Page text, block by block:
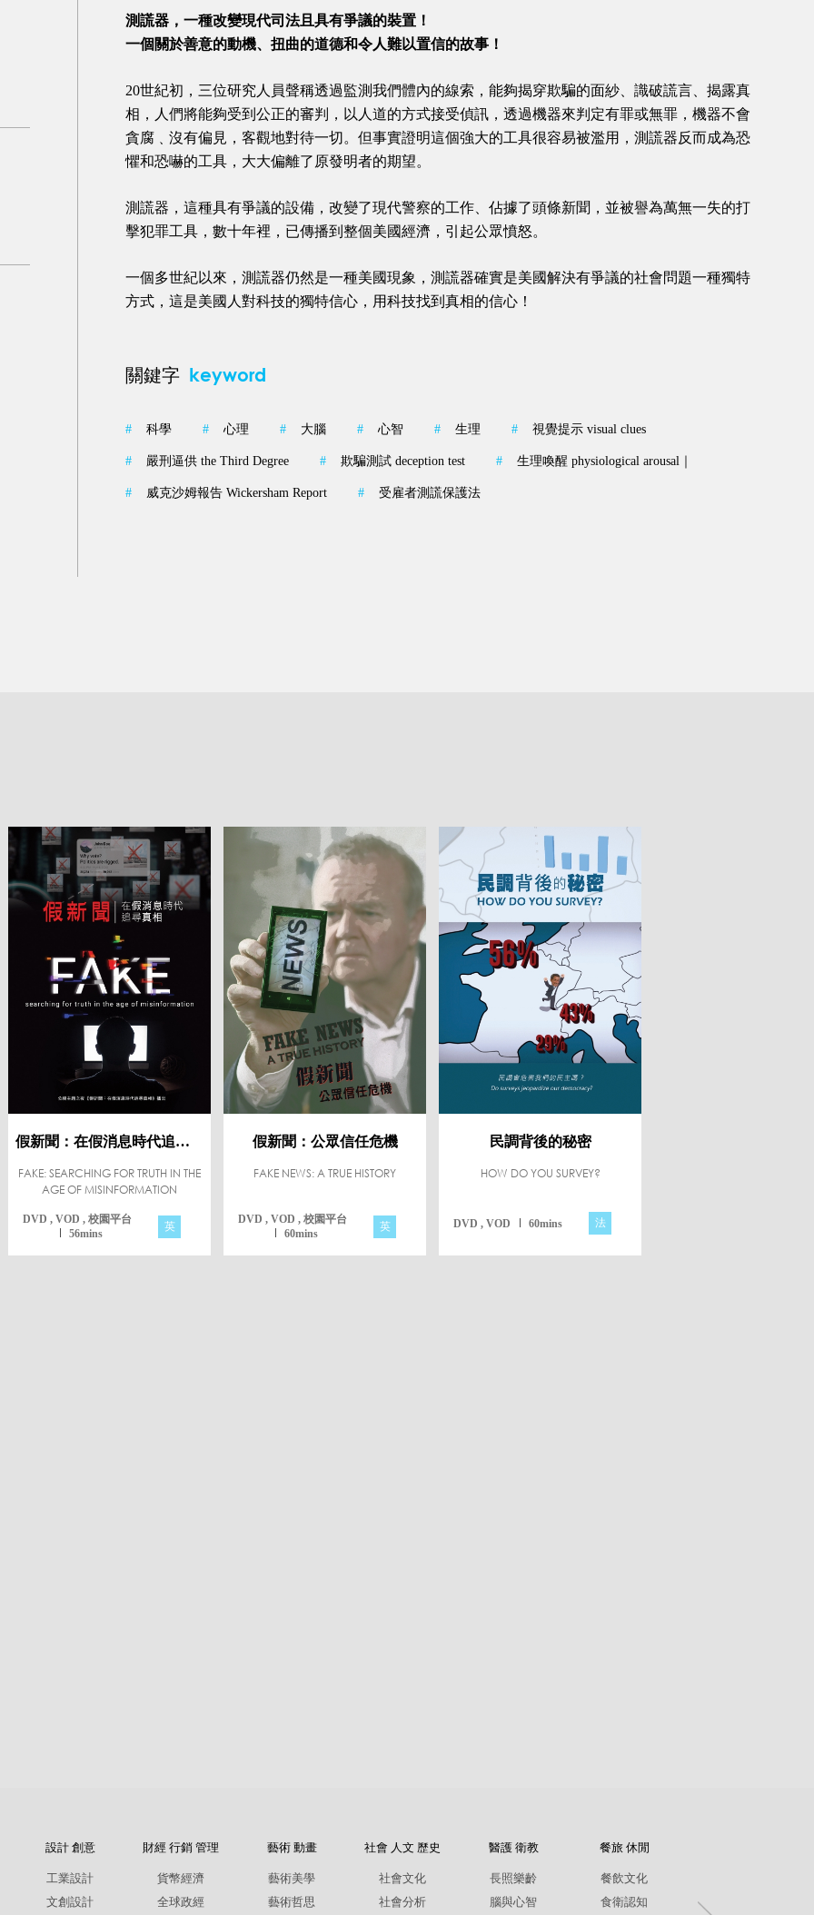
測謊器，一種改變現代司法且具有爭議的裝置！
一個關於善意的動機、扭曲的道德和令人難以置信的故事！
20世紀初，三位研究人員聲稱透過監測我們體內的線索，能夠揭穿欺騙的面紗、識破謊言、揭露真
相，人們將能夠受到公正的審判，以人道的方式接受偵訊，透過機器來判定有罪或無罪，機器不會
貪腐﹑沒有偏見，客觀地對待一切。但事實證明這個強大的工具很容易被濫用，測謊器反而成為恐
懼和恐嚇的工具，大大偏離了原發明者的期望。
測謊器，這種具有爭議的設備，改變了現代警察的工作、佔據了頭條新聞，並被譽為萬無一失的打
擊犯罪工具，數十年裡，已傳播到整個美國經濟，引起公眾憤怒。
一個多世紀以來，測謊器仍然是一種美國現象，測謊器確實是美國解決有爭議的社會問題一種獨特
方式，這是美國人對科技的獨特信心，用科技找到真相的信心！
關鍵字 keyword
# 科學 # 心理 # 大腦 # 心智 # 生理 # 視覺提示 visual clues
# 嚴刑逼供 the Third Degree # 欺騙測試 deception test # 生理喚醒 physiological arousal｜
# 威克沙姆報告 Wickersham Report # 受雇者測謊保護法
假新聞：在假消息時代追尋真相
FAKE: SEARCHING FOR TRUTH IN THE
AGE OF MISINFORMATION
DVD , VOD , 校園平台
56mins
英
假新聞：公眾信任危機
FAKE NEWS: A TRUE HISTORY
DVD , VOD , 校園平台
60mins
英
民調背後的秘密
HOW DO YOU SURVEY?
DVD , VOD 60mins 法
設計 創意
工業設計
文創設計
財經 行銷 管理
貨幣經濟
全球政經
藝術 動畫
藝術美學
藝術哲思
社會 人文 歷史
社會文化
社會分析
醫護 衛教
長照樂齡
腦與心智
餐旅 休閒
餐飲文化
食衛認知